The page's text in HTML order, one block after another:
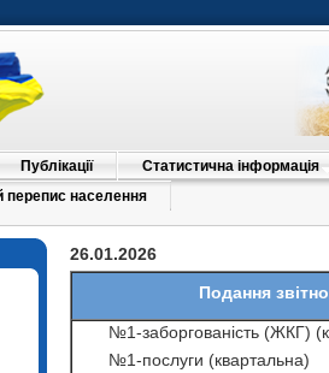
Публікації
Статистична інформація
перепис населення
26.01.2026
Подання
№1-заборгованість (ЖКГ)
№1-послуги (квартальна)